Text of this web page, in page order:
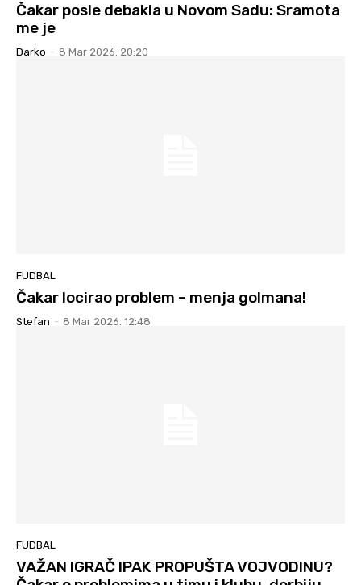
Čakar posle debakla u Novom Sadu: Sramota
me je
Darko - 8 Mar 2026. 20:20
FUDBAL
Čakar locirao problem – menja golmana!
Stefan - 8 Mar 2026. 12:48
FUDBAL
VAŽAN IGRAČ IPAK PROPUŠTA VOJVODINU?